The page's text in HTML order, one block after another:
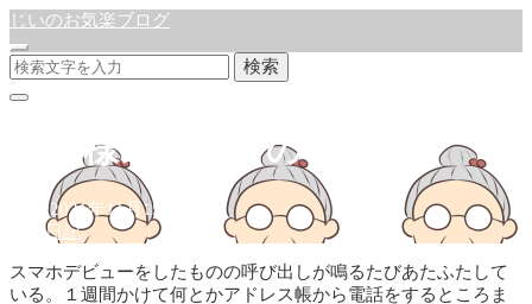
じいのお気楽ブログ
検索
ばあ様スマホその後
公開:2021年11月15日
徒然日記
スマホデビューをしたものの呼び出しが鳴るたびあたふたして
いる。１週間かけて何とかアドレス帳から電話をするところま